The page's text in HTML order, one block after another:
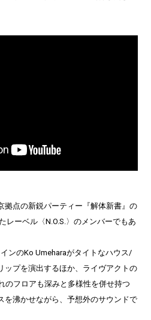
拠点の新鋭パーティー『解体新書』の
レーベル〈N.O.S.〉のメンバーでもあ
ンのKo Umeharaがタイトなハウス/
ップを演出するほか、ライヴアクトの
のフロアも深みと多様性を併せ持つ
を沸かせながら、予想外のサウンドで